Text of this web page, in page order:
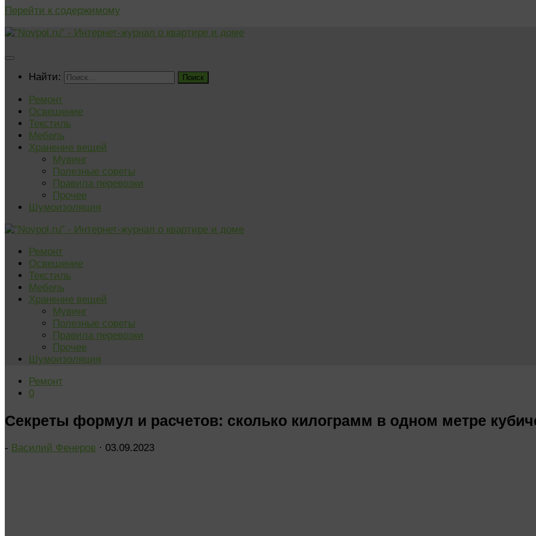
Перейти к содержимому
Найти:
Ремонт
Освещение
Текстиль
Мебель
Хранение вещей
Мувинг
Полезные советы
Правила перевозки
Прочее
Шумоизоляция
Ремонт
Освещение
Текстиль
Мебель
Хранение вещей
Мувинг
Полезные советы
Правила перевозки
Прочее
Шумоизоляция
Ремонт
0
Секреты формул и расчетов: сколько килограмм в одном метре
- Василий Фенеров · 03.09.2023